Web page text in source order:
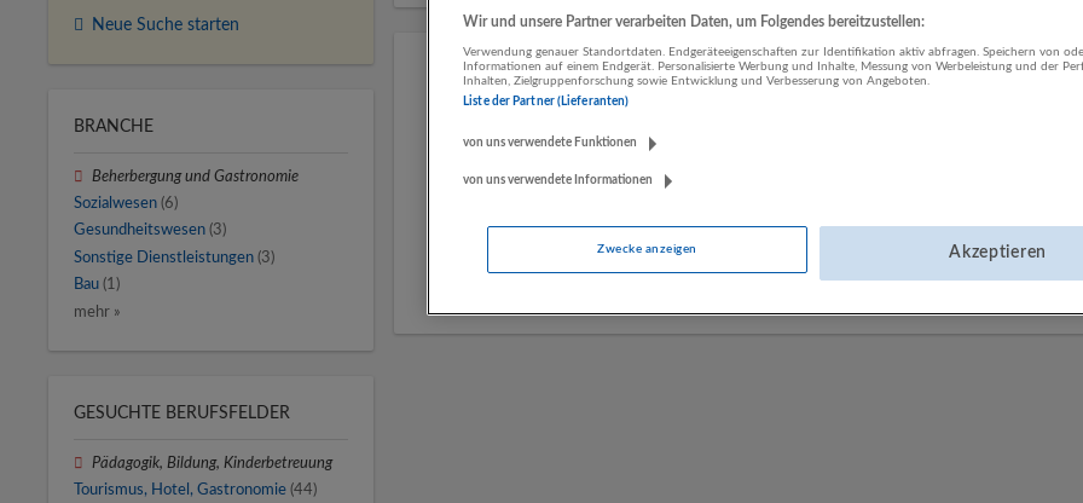
LUGSTEIN CONSULTING
Bergheim bei Salzburg
Bau | Beherbergung und Gastronomie | Einzelhandel |
Gesundheitswesen | Herstellung von Waren | IT-Dienstleistungen |
Sonstige Dienstleistungen | Sozialwesen | Verkehr | Verlagswesen |
Neue Suche starten
BRANCHE
Beherbergung und Gastronomie
Sozialwesen (6)
Gesundheitswesen (3)
Sonstige Dienstleistungen (3)
Bau (1)
mehr »
GESUCHTE BERUFSFELDER
Pädagogik, Bildung, Kinderbetreuung
Tourismus, Hotel, Gastronomie (44)
Wir und unsere Partner verarbeiten Daten, um Folgendes bereitzustellen:
Verwendung genauer Standortdaten. Endgeräteeigenschaften zur Identifikation aktiv abfragen. Speichern von
Informationen auf einem Endgerät. Personalisierte Werbung und Inhalte, Messung von Werbeleistung und der
Inhalten, Zielgruppenforschung sowie Entwicklung und Verbesserung von Angeboten.
Liste der Partner (Lieferanten)
von uns verwendete Funktionen
von uns verwendete Informationen
Zwecke anzeigen Akzeptieren